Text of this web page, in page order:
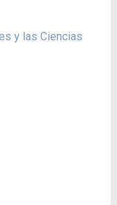
y las Ciencias